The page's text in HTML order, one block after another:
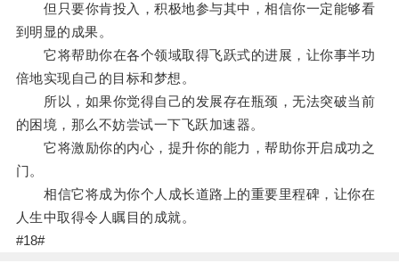
但只要你肯投入，积极地参与其中，相信你一定能够看
到明显的成果。
它将帮助你在各个领域取得飞跃式的进展，让你事半功
倍地实现自己的目标和梦想。
所以，如果你觉得自己的发展存在瓶颈，无法突破当前
的困境，那么不妨尝试一下飞跃加速器。
它将激励你的内心，提升你的能力，帮助你开启成功之
门。
相信它将成为你个人成长道路上的重要里程碑，让你在
人生中取得令人瞩目的成就。
#18#